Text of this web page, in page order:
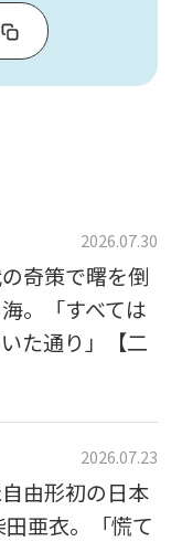
2026.07.30
奇策で曙を倒
。「すべては
た通り」【二
2026.07.23
由形初の日本
田亜衣。「慌て